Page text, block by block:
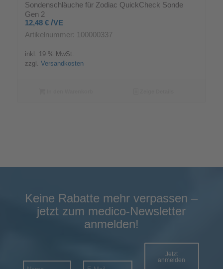
Sondenschläuche für Zodiac QuickCheck Sonde
Gen 2
12,48 € /VE
Artikelnummer: 100000337
inkl. 19 % MwSt.
zzgl. Versandkosten
Keine Rabatte mehr verpassen –
jetzt zum medico-Newsletter
anmelden!
Jetzt
anmelden